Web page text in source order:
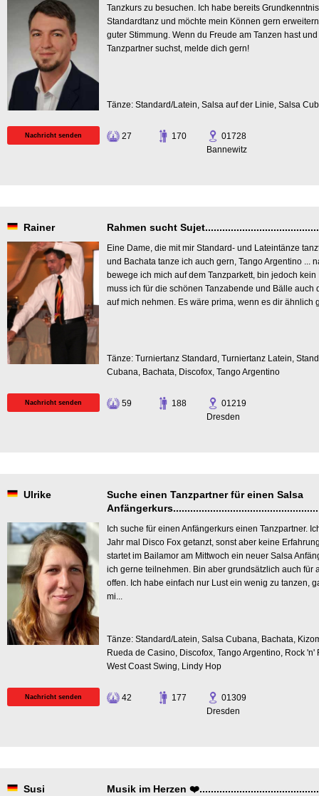
Tanzkurs zu besuchen. Ich habe bereits
Standardtanz und möchte mein Können gern
guter Stimmung. Wenn du Freude am Tanzen hast
Tanzpartner suchst, melde dich gern!
Tänze: Standard/Latein, Salsa auf der Linie, Salsa
Nachricht senden 27 170
01728
Bannewitz
Rainer Rahmen sucht
Eine Dame, die mit mir Standard- und Lateintänze
und Bachata tanze ich auch gern, Tango Argentino ...
bewege ich mich auf dem Tanzparkett, bin jedoch
muss ich für die schönen Tanzabende und Bälle auch
auf mich nehmen. Es wäre prima, wenn es dir ähnlich
Tänze: Turniertanz Standard, Turniertanz Latein,
Cubana, Bachata, Discofox, Tango Argentino
Nachricht senden 59 188
01219
Dresden
Ulrike
Suche einen Tanzpartner für einen Salsa
Ich suche für einen Anfängerkurs einen Tanzpartner.
Jahr mal Disco Fox getanzt, sonst aber keine
startet im Bailamor am Mittwoch ein neuer Salsa
ich gerne teilnehmen. Bin aber grundsätzlich auch für
offen. Ich habe einfach nur Lust ein wenig zu tanzen,
mi...
Tänze: Standard/Latein, Salsa Cubana, Bachata,
Rueda de Casino, Discofox, Tango Argentino, Rock
West Coast Swing, Lindy Hop
Nachricht senden 42 177
01309
Dresden
Susi Musik im Herzen